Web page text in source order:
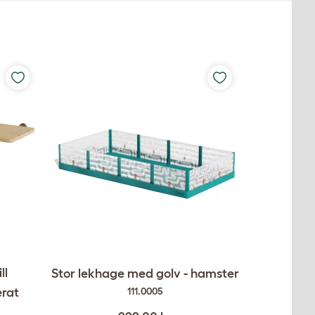
Stor lekhage med golv - hamster
111.0005